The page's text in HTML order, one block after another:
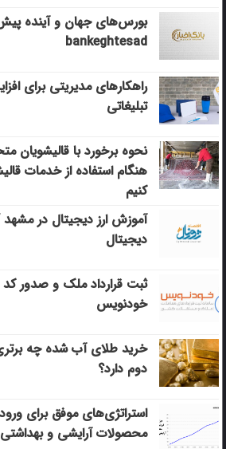
بورس‌های جهان و آینده
bankeghtesad
راهکارهای مدیریتی برای
تبلیغاتی
نحوه برخورد با قالیشویان
هنگام استفاده از خدمات
کنیم
آموزش ارز دیجیتال در مشهد
دیجیتال
ثبت قرارداد ملک و صدور کد
خودنویس
خرید طلای آب شده چه
دوم دارد؟
استراتژی‌های موفق برای ورود
محصولات آرایشی و بهداشتی